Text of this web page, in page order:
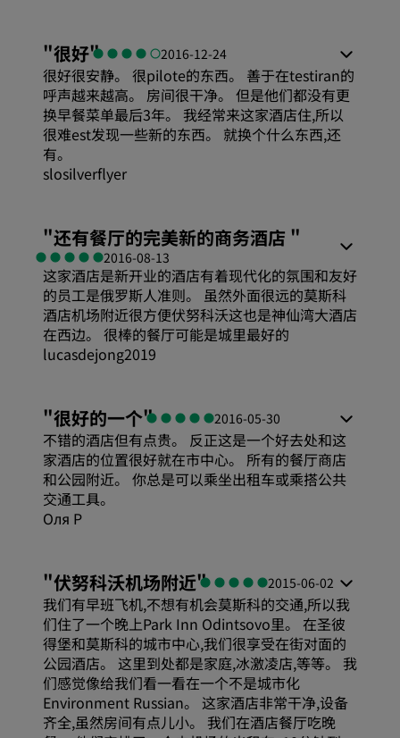
"很好" 2016-12-24
很好很安静。 很pilote的东西。 善于在testiran的
呼声越来越高。 房间很干净。 但是他们都没有更
换早餐菜单最后3年。 我经常来这家酒店住,所以
很难est发现一些新的东西。 就换个什么东西,还
有。
slosilverflyer
"还有餐厅的完美新的商务酒店 "
2016-08-13
这家酒店是新开业的酒店有着现代化的氛围和友好
的员工是俄罗斯人准则。 虽然外面很远的莫斯科
酒店机场附近很方便伏努科沃这也是神仙湾大酒店
在西边。 很棒的餐厅可能是城里最好的
lucasdejong2019
"很好的一个" 2016-05-30
不错的酒店但有点贵。 反正这是一个好去处和这
家酒店的位置很好就在市中心。 所有的餐厅商店
和公园附近。 你总是可以乘坐出租车或乘搭公共
交通工具。
Оля Р
"伏努科沃机场附近" 2015-06-02
我们有早班飞机,不想有机会莫斯科的交通,所以我
们住了一个晚上Park Inn Odintsovo里。 在圣彼
得堡和莫斯科的城市中心,我们很享受在街对面的
公园酒店。 这里到处都是家庭,冰激凌店,等等。 我
们感觉像给我们看一看在一个不是城市化
Environment Russian。 这家酒店非常干净,设备
齐全,虽然房间有点儿小。 我们在酒店餐厅吃晚